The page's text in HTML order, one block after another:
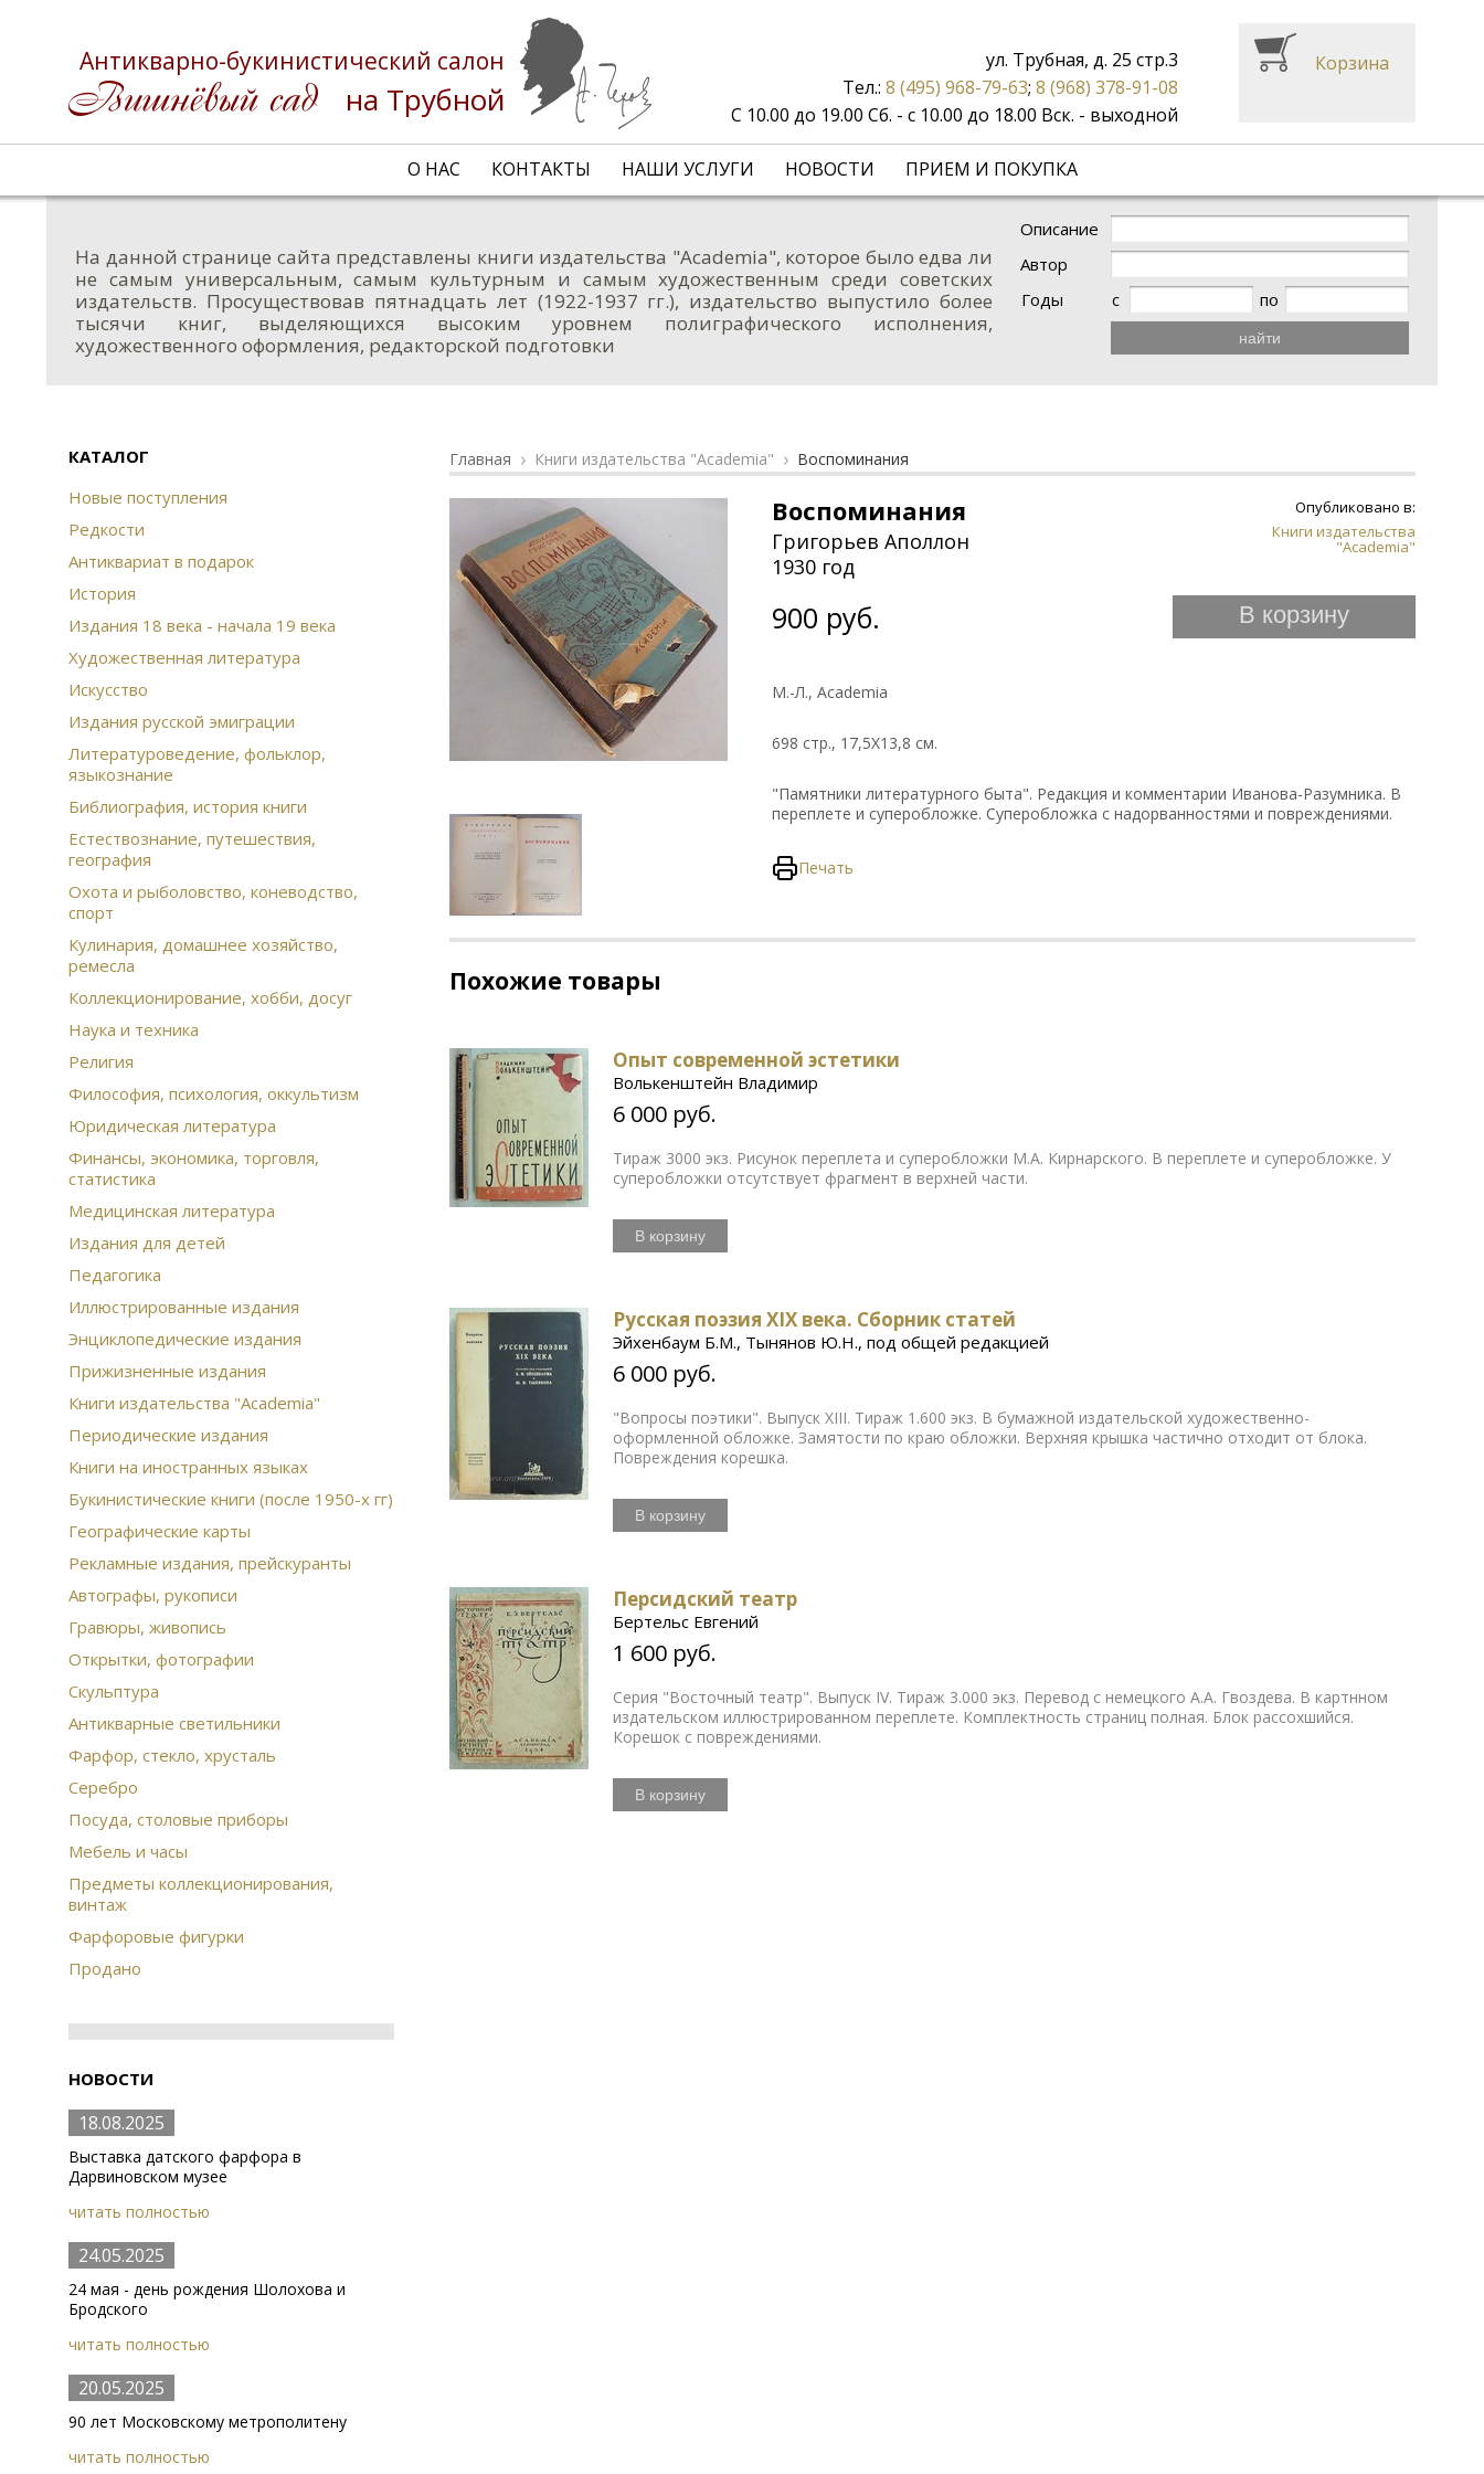
Антикварно-букинистический салон
на Трубной
О НАС КОНТАКТЫ НАШИ УСЛУГИ НОВОСТИ ПРИЕМ И ПОКУПКА
ул. Трубная, д. 25 стр.3
Тел.: 8 (495) 968-79-63; 8 (968) 378-91-08
С 10.00 до 19.00 Сб. - с 10.00 до 18.00 Вск. - выходной
Корзина
Описание
Автор
Годы
с по
найти
На данной странице сайта представлены книги издательства "Academia", которое было едва ли
не самым универсальным, самым культурным и самым художественным среди советских
издательств. Просуществовав пятнадцать лет (1922-1937 гг.), издательство выпустило более
тысячи книг, выделяющихся высоким уровнем полиграфического исполнения,
художественного оформления, редакторской подготовки
КАТАЛОГ
Новые поступления
Редкости
Антиквариат в подарок
История
Издания 18 века - начала 19 века
Художественная литература
Искусство
Издания русской эмиграции
Литературоведение, фольклор,
языкознание
Библиография, история книги
Естествознание, путешествия,
география
Охота и рыболовство, коневодство,
спорт
Кулинария, домашнее хозяйство,
ремесла
Коллекционирование, хобби, досуг
Наука и техника
Религия
Философия, психология, оккультизм
Юридическая литература
Финансы, экономика, торговля,
статистика
Медицинская литература
Издания для детей
Педагогика
Иллюстрированные издания
Энциклопедические издания
Прижизненные издания
Книги издательства "Academia"
Периодические издания
Книги на иностранных языках
Букинистические книги (после 1950-х гг)
Географические карты
Рекламные издания, прейскуранты
Автографы, рукописи
Гравюры, живопись
Открытки, фотографии
Скульптура
Антикварные светильники
Фарфор, стекло, хрусталь
Серебро
Посуда, столовые приборы
Мебель и часы
Предметы коллекционирования,
винтаж
Фарфоровые фигурки
Продано
НОВОСТИ
18.08.2025
Выставка датского фарфора в
Дарвиновском музее
читать полностью
24.05.2025
24 мая - день рождения Шолохова и
Бродского
читать полностью
20.05.2025
90 лет Московскому метрополитену
читать полностью
Главная Книги издательства "Academia" Воспоминания
Опубликовано в:
Книги издательства
"Academia"
Воспоминания
Григорьев Аполлон
1930 год
900 руб. В корзину
М.-Л., Academia
698 стр., 17,5Х13,8 см.
"Памятники литературного быта". Редакция и комментарии Иванова-Разумника. В
переплете и суперобложке. Суперобложка с надорванностями и повреждениями.
Печать
Похожие товары
Опыт современной эстетики
Волькенштейн Владимир
6 000 руб.
Тираж 3000 экз. Рисунок переплета и суперобложки М.А. Кирнарского. В переплете и суперобложке. У
суперобложки отсутствует фрагмент в верхней части.
В корзину
Русская поэзия XIX века. Сборник статей
Эйхенбаум Б.М., Тынянов Ю.Н., под общей редакцией
6 000 руб.
"Вопросы поэтики". Выпуск XIII. Тираж 1.600 экз. В бумажной издательской художественно-
оформленной обложке. Замятости по краю обложки. Верхняя крышка частично отходит от блока.
Повреждения корешка.
В корзину
Персидский театр
Бертельс Евгений
1 600 руб.
Серия "Восточный театр". Выпуск IV. Тираж 3.000 экз. Перевод с немецкого А.А. Гвоздева. В картнном
издательском иллюстрированном переплете. Комплектность страниц полная. Блок рассохшийся.
Корешок с повреждениями.
В корзину